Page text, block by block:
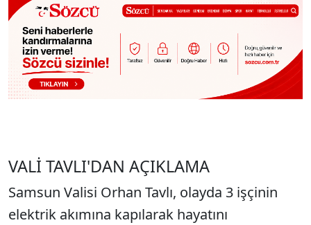
VALİ TAVLI'DAN AÇIKLAMA
Samsun Valisi Orhan Tavlı, olayda 3 işçinin
elektrik akımına kapılarak hayatını